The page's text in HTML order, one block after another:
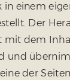
in einem
Der
dem
und
der